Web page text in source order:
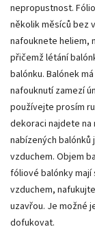
nepropustnost.
několik měsíců bez
nafouknete heliem,
přičemž létání
balónku. Balónek
nafouknutí zamezí
používejte prosím
dekoraci najdete na
nabízených balónků
vzduchem. Objem
fóliové balónky mají
vzduchem,
uzavřou. Je možné
dofukovat.